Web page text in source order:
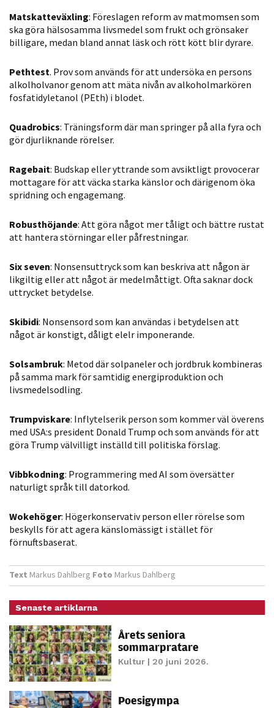
Matskatteväxling: Föreslagen reform av matmomsen som
ska göra hälsosamma livsmedel som frukt och grönsaker
billigare, medan bland annat läsk och rött kött blir dyrare.
Pethtest. Prov som används för att undersöka en persons
alkolholvanor genom att mäta nivån av alkoholmarkören
fosfatidyletanol (PEth) i blodet.
Quadrobics: Träningsform där man springer på alla fyra och
gör djurliknande rörelser.
Ragebait: Budskap eller yttrande som avsiktligt provocerar
mottagare för att väcka starka känslor och därigenom öka
spridning och engagemang.
Robusthöjande: Att göra något mer tåligt och bättre rustat
att hantera störningar eller påfrestningar.
Six seven: Nonsensuttryck som kan beskriva att någon är
likgiltig eller att något är medelmåttigt. Ofta saknar dock
uttrycket betydelse.
Skibidi: Nonsensord som kan användas i betydelsen att
något är konstigt, dåligt elelr imponerande.
Solsambruk: Metod där solpaneler och jordbruk kombineras
på samma mark för samtidig energiproduktion och
livsmedelsodling.
Trumpviskare: Inflytelserik person som kommer väl överens
med USA:s president Donald Trump och som används för att
göra Trump välvilligt inställd till politiska förslag.
Vibbkodning: Programmering med AI som översätter
naturligt språk till datorkod.
Wokehöger: Högerkonservativ person eller rörelse som
beskylls för att agera känslomässigt i stället för
förnuftsbaserat.
Text Markus Dahlberg Foto Markus Dahlberg
Senaste artiklarna
Årets seniora
sommarpratare
Kultur| 20 juni 2026.
Poesigympa